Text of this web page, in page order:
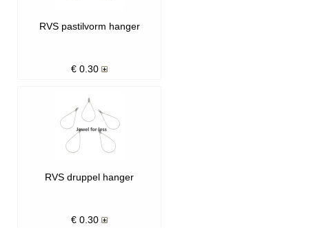
RVS pastilvorm hanger
€ 0.30
RVS druppel hanger
€ 0.30